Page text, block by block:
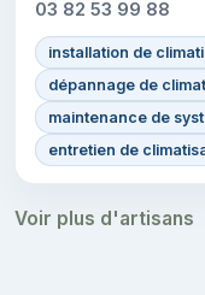
03 82 53 99 88
installation de
dépannage de
maintenance de
entretien de
Voir plus d'artisans